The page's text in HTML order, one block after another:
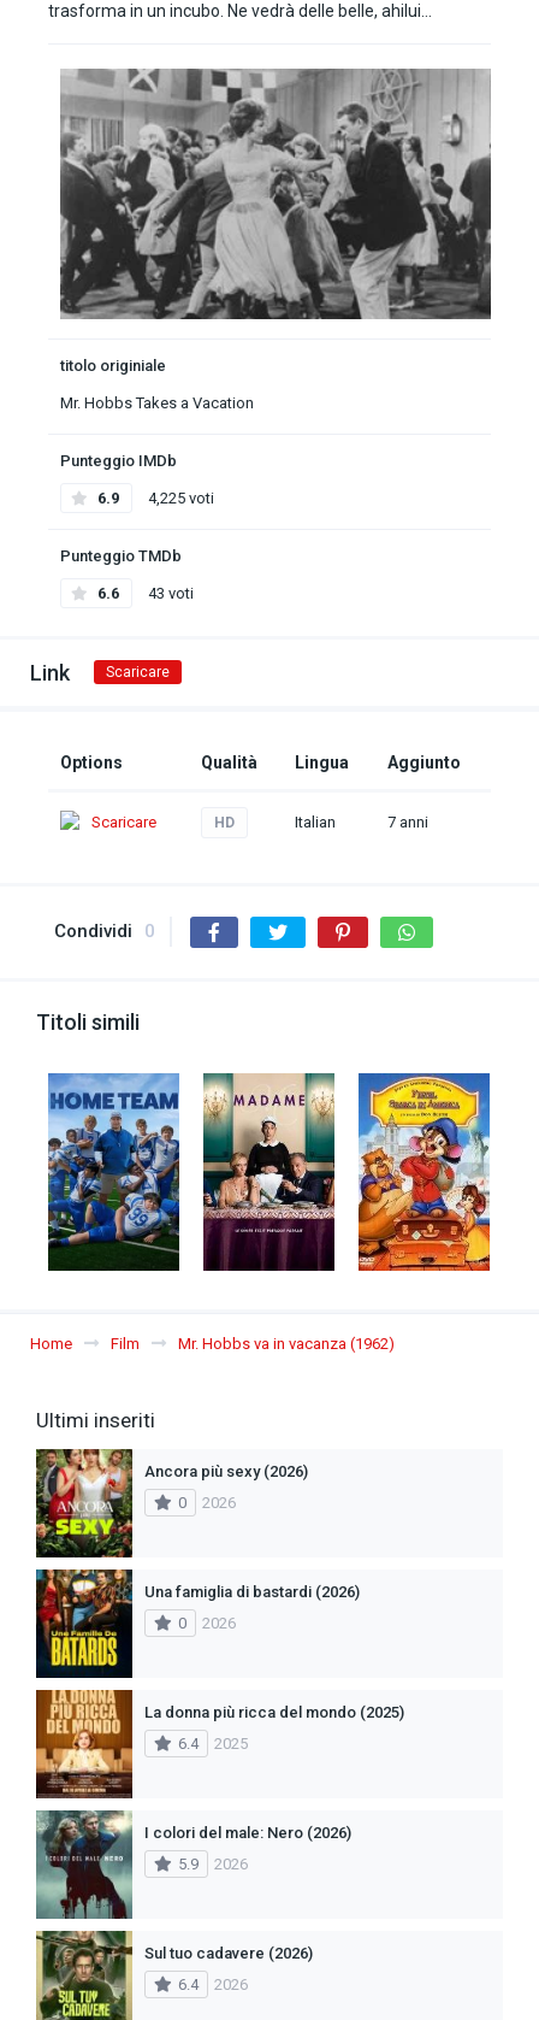
trasforma in un incubo. Ne vedrà delle belle, ahilui…
titolo originiale
Mr. Hobbs Takes a Vacation
Punteggio IMDb
6.9 4,225 voti
Punteggio TMDb
6.6 43 voti
Link Scaricare
Options Qualità Lingua Aggiunto
Scaricare HD Italian 7 anni
Condividi 0
Titoli simili
Home Film Mr. Hobbs va in vacanza (1962)
Ultimi inseriti
Ancora più sexy (2026)
0
2026
Una famiglia di bastardi (2026)
0
2026
La donna più ricca del mondo (2025)
6.4
2025
I colori del male: Nero (2026)
5.9
2026
Sul tuo cadavere (2026)
6.4
2026